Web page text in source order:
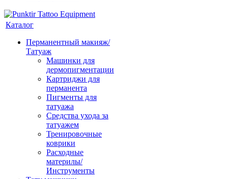
Каталог
Перманентный макияж/
Татуаж
Машинки для
дермопигментации
Картриджи для
перманента
Пигменты для
татуажа
Средства ухода за
татуажем
Тренировочные
коврики
Расходные
материлы/
Инструменты